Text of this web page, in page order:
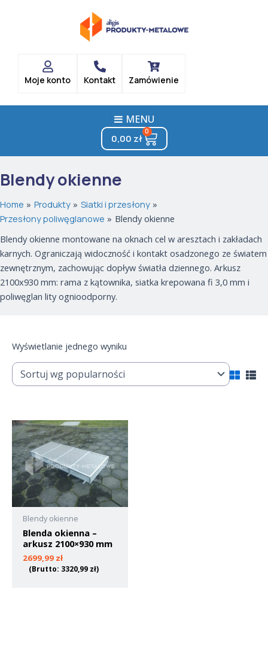
Moje konto Kontakt Zamówienie
MENU
0,00 zł
0
Cart
Blendy okienne
Home Produkty
Siatki i przesłony
Przesłony poliwęglanowe
Blendy okienne
Blendy okienne montowane na oknach cel w aresztach i zakładach
karnych. Ograniczają widoczność i kontakt osadzonego ze światem
zewnętrznym, zachowując dopływ światła dziennego. Arkusz
2100x930 mm: rama z kątownika, siatka krepowana fi 3,0 mm i
poliwęglan lity ognioodporny.
Wyświetlanie jednego wyniku
Blendy okienne
Blenda okienna –
arkusz 2100×930 mm
2699,99 zł
(Brutto: 3320,99 zł)